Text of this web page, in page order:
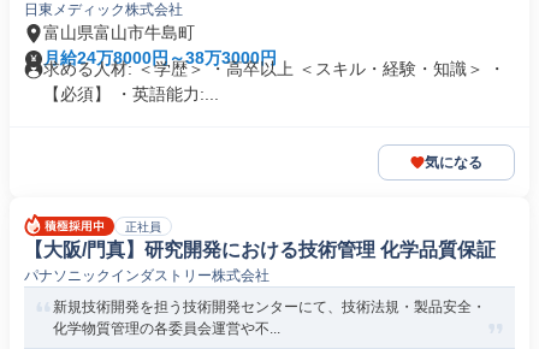
日東メディック株式会社
富山県富山市牛島町
月給24万8000円～38万3000円
求める人材: ＜学歴＞ ・高卒以上 ＜スキル・経験・知識＞ ・
【必須】 ・英語能力:...
気になる
正社員
【大阪/門真】研究開発における技術管理 化学品質保証
パナソニックインダストリー株式会社
新規技術開発を担う技術開発センターにて、技術法規・製品安全・
化学物質管理の各委員会運営や不...